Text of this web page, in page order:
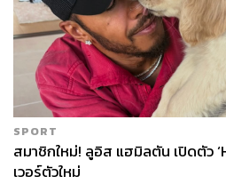
SPORT
สมาชิกใหม่! ลูอิส แฮมิลตัน เปิดตัว
เวอร์ตัวใหม่